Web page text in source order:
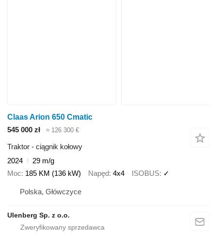
Claas Arion 650 Cmatic
545 000 zł
≈ 126 300 €
Traktor - ciągnik kołowy
2024
29 m/g
Moc 185 KM (136 kW) Napęd 4x4 ISOBUS ✓
Polska, Główczyce
Ulenberg Sp. z o.o.